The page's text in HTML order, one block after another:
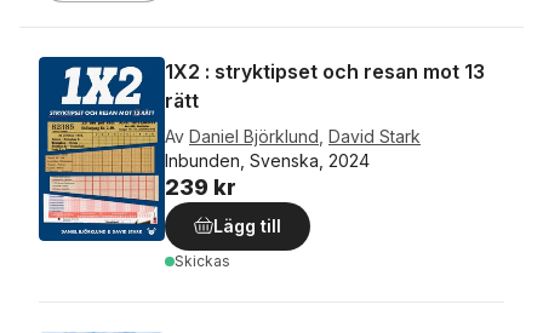
1X2 : stryktipset och resan mot 13
rätt
Av Daniel Björklund David Stark
Inbunden, Svenska, 2024
239 kr
Lägg till
Skickas